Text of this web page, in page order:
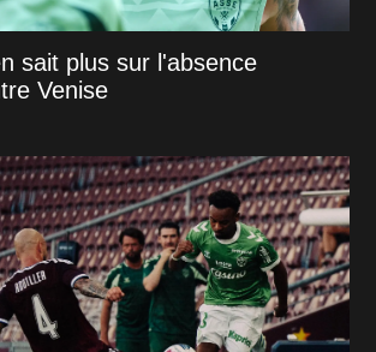
sait plus sur l'absence
Venise